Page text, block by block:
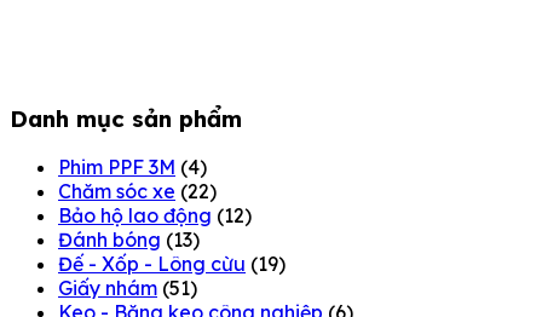
Danh mục sản phẩm
Phim PPF 3M (4)
Chăm sóc xe (22)
Bảo hộ lao động (12)
Đánh bóng (13)
Đế - Xốp - Lông cừu (19)
Giấy nhám (51)